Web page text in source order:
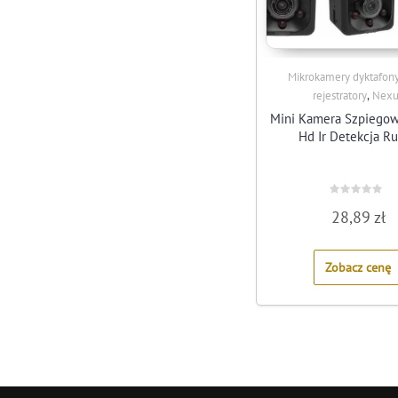
Mikrokamery
rejestratory,
Mini Kamera
Hd Ir Detekcja
0
out
5
28,89 zł
Zobacz cenę